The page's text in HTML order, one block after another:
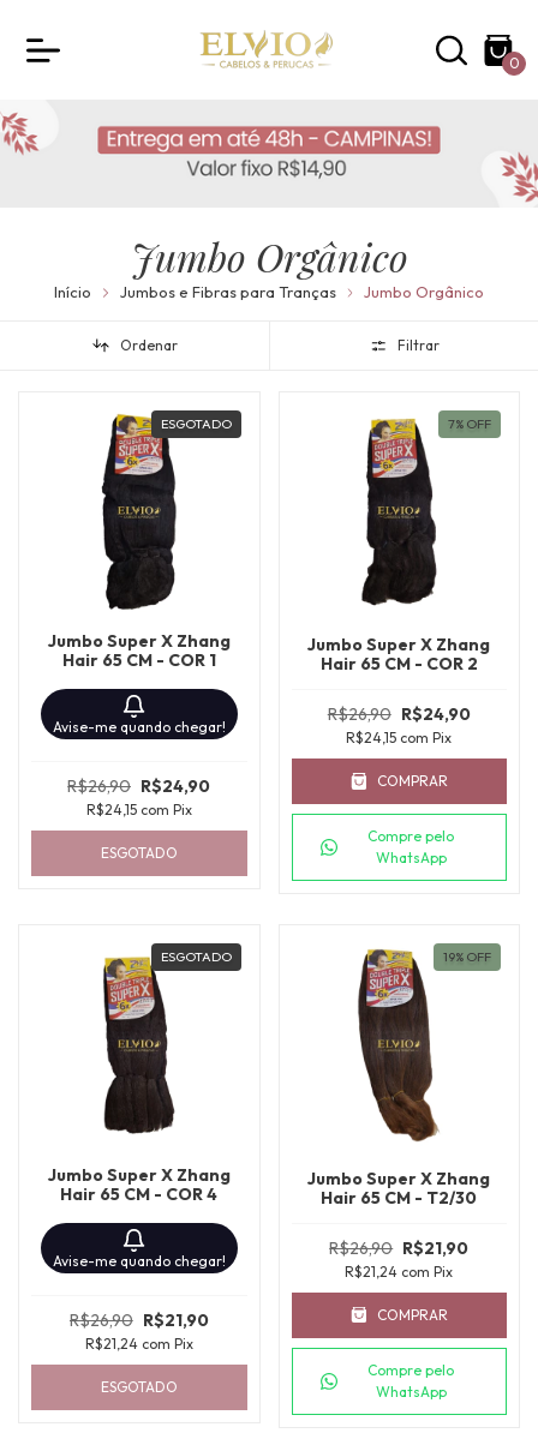
0
Jumbo Orgânico
Início Jumbos e Fibras para Tranças Jumbo Orgânico
Ordenar Filtrar
ESGOTADO
Jumbo Super X Zhang
Hair 65 CM - COR 1
Avise-me quando chegar!
R$26,90 R$24,90
R$24,15 com Pix
ESGOTADO
7% OFF
Jumbo Super X Zhang
Hair 65 CM - COR 2
R$26,90 R$24,90
R$24,15 com Pix
COMPRAR
Compre pelo
WhatsApp
ESGOTADO
Jumbo Super X Zhang
Hair 65 CM - COR 4
Avise-me quando chegar!
R$26,90 R$21,90
R$21,24 com Pix
ESGOTADO
19% OFF
Jumbo Super X Zhang
Hair 65 CM - T2/30
R$26,90 R$21,90
R$21,24 com Pix
COMPRAR
Compre pelo
WhatsApp